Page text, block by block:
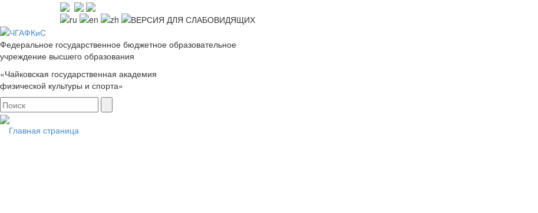
Федеральное государственное бюджетное образовательное
учреждение высшего образования
«Чайковская государственная академия
физической культуры и спорта»
Главная страница